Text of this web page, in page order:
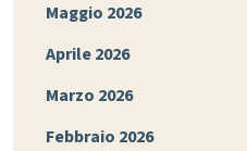
Maggio 2026
Aprile 2026
Marzo 2026
Febbraio 2026